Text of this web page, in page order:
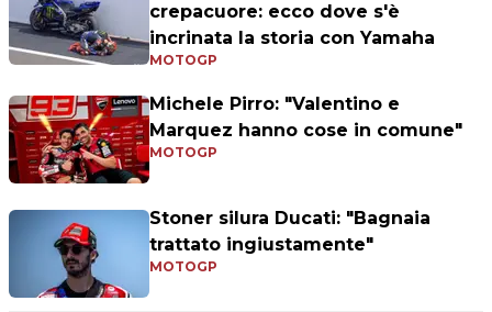
crepacuore: ecco dove s'è
incrinata la storia con Yamaha
MOTOGP
Michele Pirro: "Valentino e
Marquez hanno cose in comune"
MOTOGP
Stoner silura Ducati: "Bagnaia
trattato ingiustamente"
MOTOGP